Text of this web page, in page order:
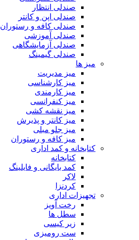
صندلی انتظار
صندلی اپن و کانتر
صندلی کافه و رستوران
صندلی آموزشی
صندلی آزمایشگاهی
صندلی گیمینگ
میز ها
میز مدیریت
میز کارشناسی
میز کارمندی
میز کنفرانسی
میز نقشه کشی
میز کانتر و پذیرش
میز جلو مبلی
میز کافه و رستوران
کتابخانه و کمد اداری
کتابخانه
کمد بایگانی و فایلینگ
لاکر
کردنزا
تجهیزات اداری
رخت آویز
سطل ها
زیر کیسی
ست رومیزی